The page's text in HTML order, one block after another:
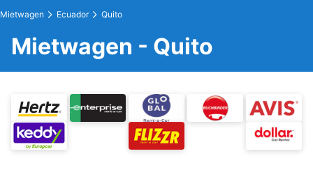
Mietwagen Ecuador Quito
Mietwagen - Quito